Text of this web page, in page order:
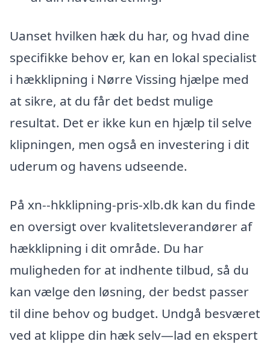
Uanset hvilken hæk du har, og hvad dine
specifikke behov er, kan en lokal specialist
i hækklipning i Nørre Vissing hjælpe med
at sikre, at du får det bedst mulige
resultat. Det er ikke kun en hjælp til selve
klipningen, men også en investering i dit
uderum og havens udseende.
På xn--hkklipning-pris-xlb.dk kan du finde
en oversigt over kvalitetsleverandører af
hækklipning i dit område. Du har
muligheden for at indhente tilbud, så du
kan vælge den løsning, der bedst passer
til dine behov og budget. Undgå besværet
ved at klippe din hæk selv—lad en ekspert